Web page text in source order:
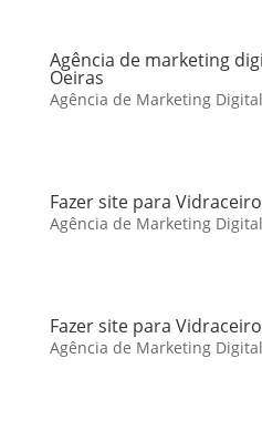
Agência de marketing
Oeiras
Agência de Marketing
Fazer site para
Agência de Marketing
Fazer site para
Agência de Marketing